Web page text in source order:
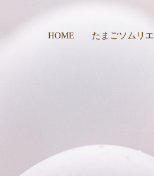
HOME たまごソムリエ